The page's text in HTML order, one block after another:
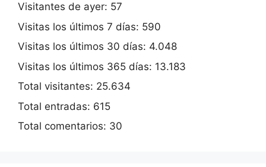
Visitantes de ayer: 57
Visitas los últimos 7 días: 590
Visitas los últimos 30 días: 4.048
Visitas los últimos 365 días: 13.183
Total visitantes: 25.634
Total entradas: 615
Total comentarios: 30